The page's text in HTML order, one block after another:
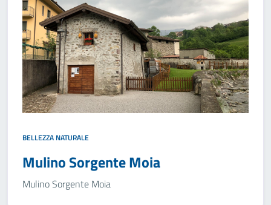
BELLEZZA NATURALE
Mulino Sorgente Moia
Mulino Sorgente Moia